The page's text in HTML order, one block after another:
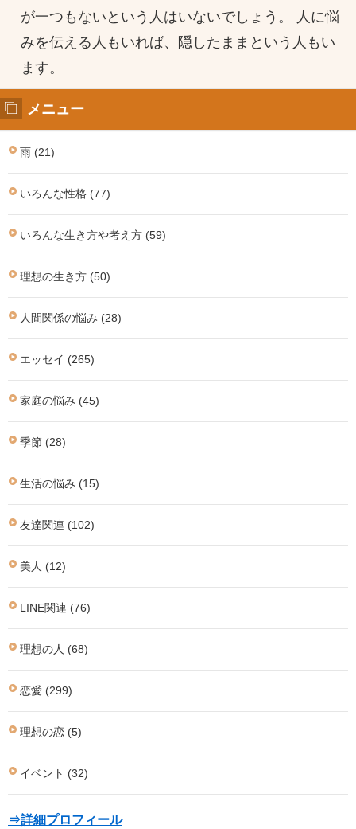
が一つもないという人はいないでしょう。 人に悩
みを伝える人もいれば、隠したままという人もい
ます。
メニュー
雨 (21)
いろんな性格 (77)
いろんな生き方や考え方 (59)
理想の生き方 (50)
人間関係の悩み (28)
エッセイ (265)
家庭の悩み (45)
季節 (28)
生活の悩み (15)
友達関連 (102)
美人 (12)
LINE関連 (76)
理想の人 (68)
恋愛 (299)
理想の恋 (5)
イベント (32)
⇒詳細プロフィール